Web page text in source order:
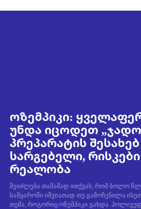
ოზემპიკი:
უნდა იცოდეთ
პრეპარატის შესახებ
სარგებელი,
რეალობა
შეიძლება თამამად ითქვას, რომ ბოლო
სამყაროში იშვიათად თუ გამოჩენილა
თემა, როგორიც ოზემპიკი გახდა.